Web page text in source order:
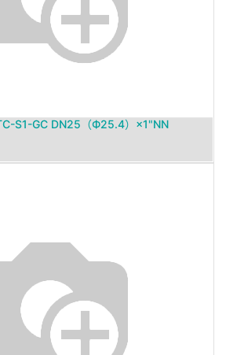
S1-GC DN25（Ф25.4）×1"NN